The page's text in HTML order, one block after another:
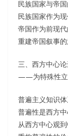
民族国家与帝
民族国家作为
帝国作为前现
重建帝国叙事
三、西方中心
——为特殊性立
普遍主义知识
普遍性是西方
从西方中心观